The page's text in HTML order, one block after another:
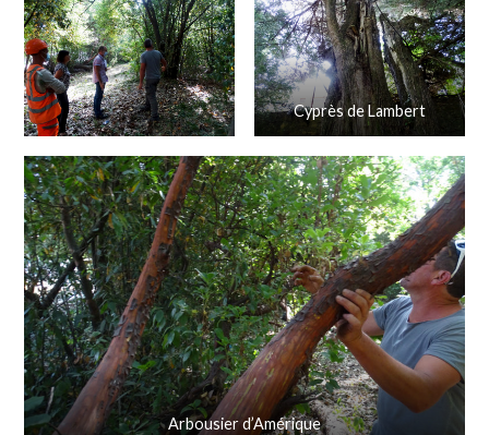
Cyprès de Lambert
Arbousier d’Amérique